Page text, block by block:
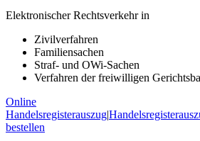
Elektronischer Rechtsverkehr in
Zivilverfahren
Familiensachen
Straf- und OWi-Sachen
Verfahren der freiwilligen
Online
Handelsregisterauszug|
bestellen